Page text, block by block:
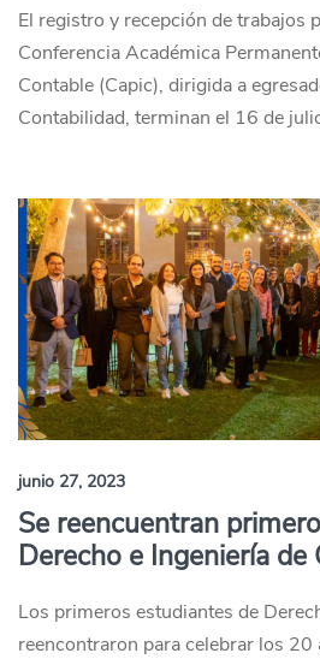
El registro y recepción de trabajos
Conferencia Académica
Contable (Capic), dirigida a
Contabilidad, terminan el 16 de
junio 27, 2023
Se reencuentran
Derecho e Ingeniería de
Los primeros estudiantes de
reencontraron para celebrar los 20